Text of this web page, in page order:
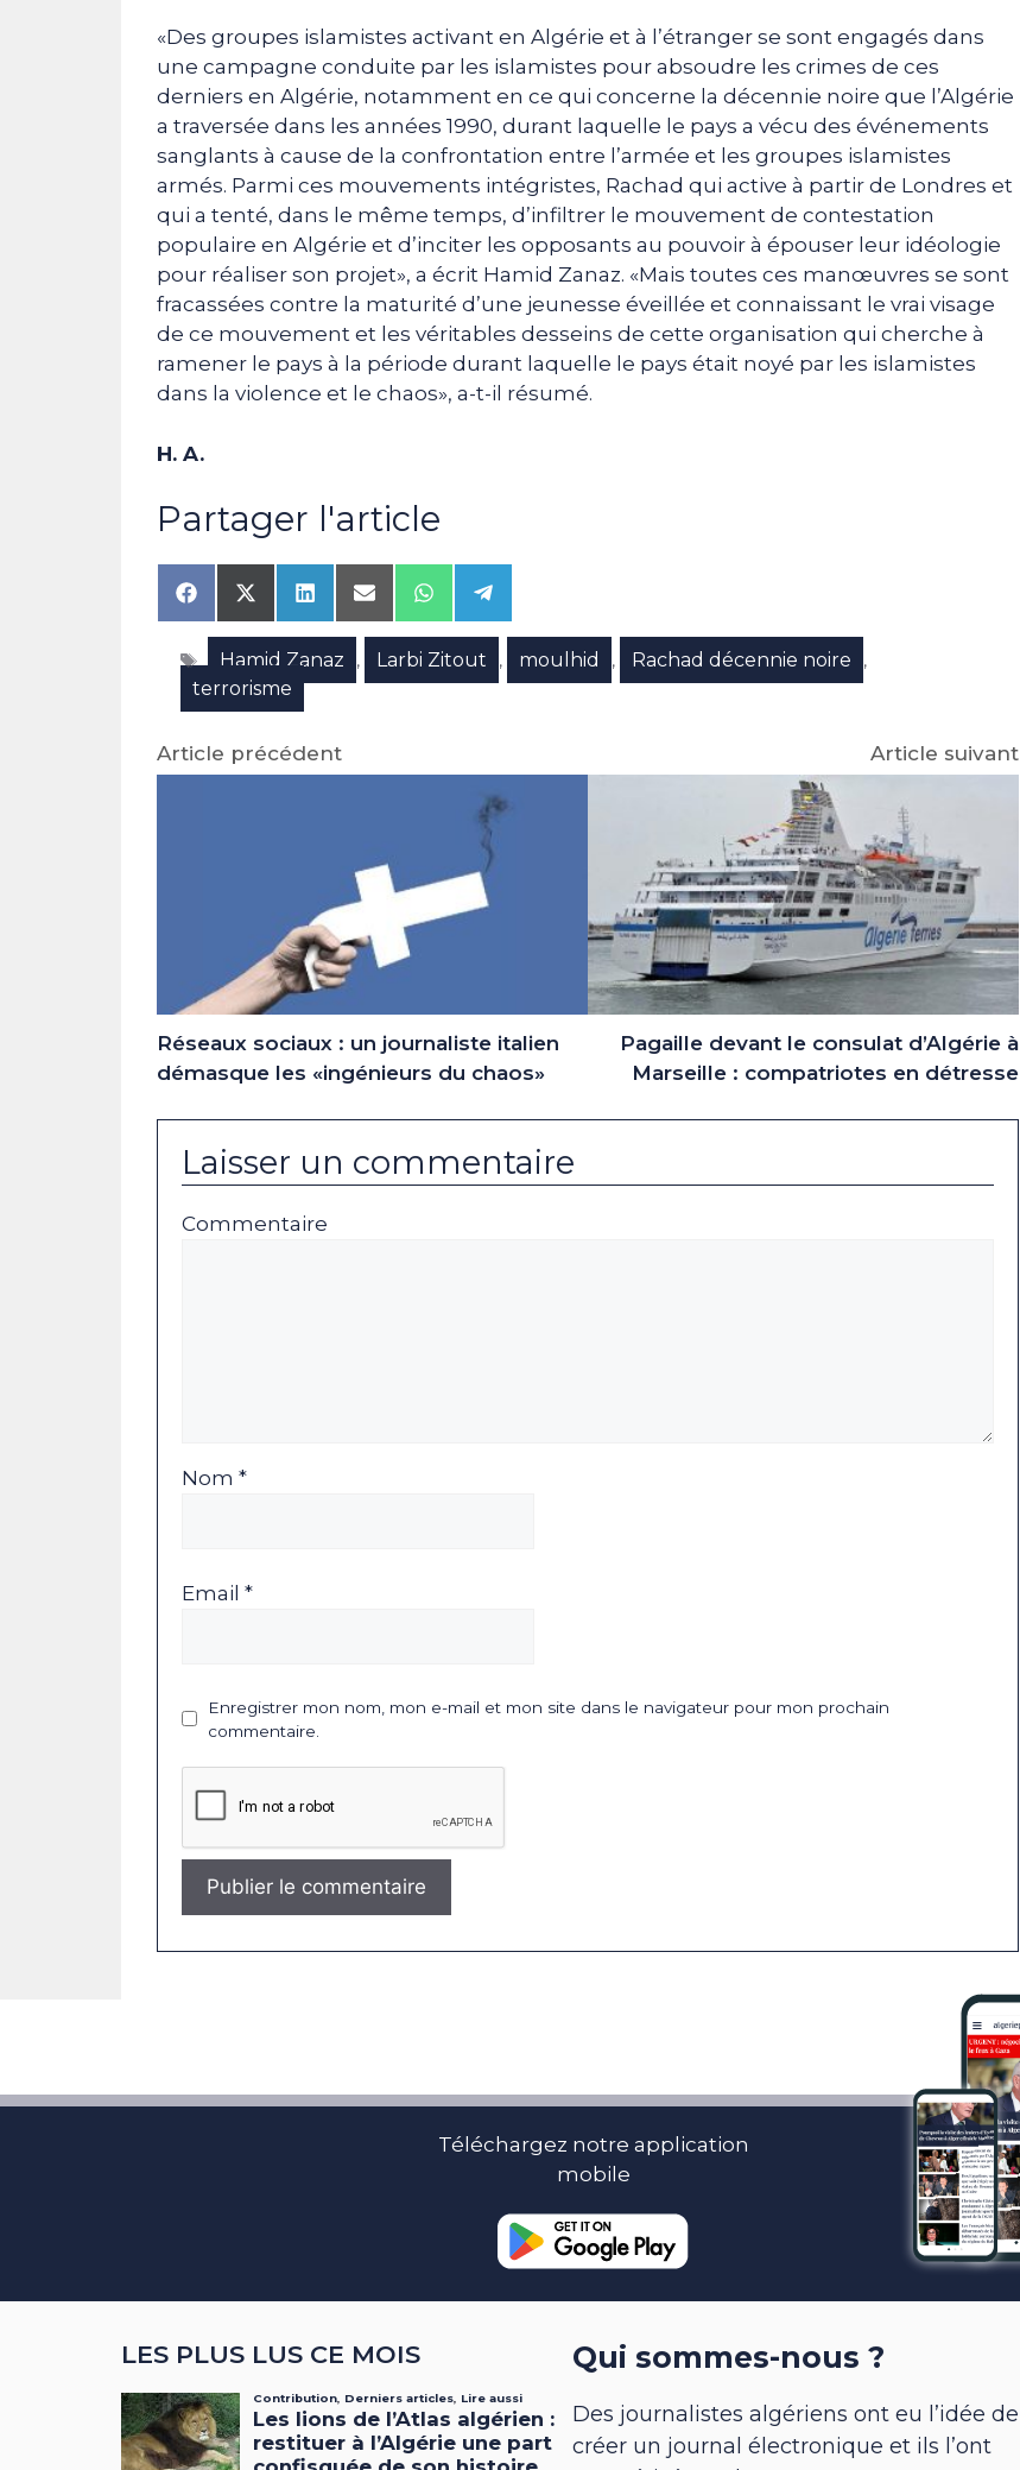
«Des groupes islamistes activant en Algérie et à l’étranger se sont engagés dans
une campagne conduite par les islamistes pour absoudre les crimes de ces
derniers en Algérie, notamment en ce qui concerne la décennie noire que l’Algérie
a traversée dans les années 1990, durant laquelle le pays a vécu des événements
sanglants à cause de la confrontation entre l’armée et les groupes islamistes
armés. Parmi ces mouvements intégristes, Rachad qui active à partir de Londres et
qui a tenté, dans le même temps, d’infiltrer le mouvement de contestation
populaire en Algérie et d’inciter les opposants au pouvoir à épouser leur idéologie
pour réaliser son projet», a écrit Hamid Zanaz. «Mais toutes ces manœuvres se sont
fracassées contre la maturité d’une jeunesse éveillée et connaissant le vrai visage
de ce mouvement et les véritables desseins de cette organisation qui cherche à
ramener le pays à la période durant laquelle le pays était noyé par les islamistes
dans la violence et le chaos», a-t-il résumé.
H. A.
Partager l'article
Share
on
Facebook
Share
on
X
(Twitter)
Share
on
LinkedIn
Share
on
Email
Share
on
WhatsApp
Share
on
Telegram
Étiquettes
Hamid Zanaz , Larbi Zitout , moulhid , Rachad décennie noire ,
terrorisme
Article précédent
Réseaux sociaux : un journaliste italien
démasque les «ingénieurs du chaos»
Article suivant
Pagaille devant le consulat d’Algérie à
Marseille : compatriotes en détresse
Laisser un commentaire
Commentaire
Nom *
Email *
Enregistrer mon nom, mon e-mail et mon site dans le navigateur pour mon prochain
commentaire.
Téléchargez notre application
mobile
LES PLUS LUS CE MOIS Qui sommes-nous ?
Des journalistes algériens ont eu l’idée de
créer un journal électronique et ils l’ont